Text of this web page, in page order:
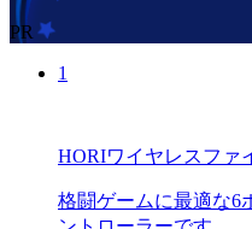
PR
1
HORIワイヤレスファ
格闘ゲームに最適な6